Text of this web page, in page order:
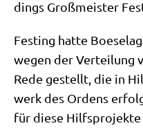
dings Groß­mei­ster
Fest­ing hat­te
wegen der Ver­tei­lung
Rede gestellt, die in
werk des Ordens
für die­se Hilfs­pro­jek­te